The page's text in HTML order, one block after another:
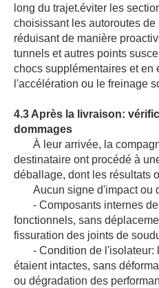
long du trajet.éviter les
choisissant les autoroutes
réduisant de manière
tunnels et autres points
chocs supplémentaires et en
l'accélération ou le freinage
4.3 Après la livraison:
dommages
À leur arrivée, la
destinataire ont procédé à
déballage, dont les résultats
Aucun signe d'impact ou
- Composants internes
fonctionnels, sans
fissuration des joints de
- Condition de l'isolateur:
étaient intactes, sans
ou dégradation des